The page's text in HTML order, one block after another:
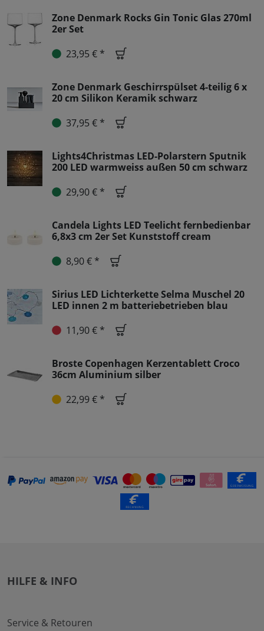
Zone Denmark Rocks Gin Tonic Glas 270ml
2er Set
23,95 € *
Zone Denmark Geschirrspülset 4-teilig 6 x
20 cm Silikon Keramik schwarz
37,95 € *
Lights4Christmas LED-Polarstern Sputnik
200 LED warmweiss außen 50 cm schwarz
29,90 € *
Candela Lights LED Teelicht fernbedienbar
6,8x3 cm 2er Set Kunststoff cream
8,90 € *
Sirius LED Lichterkette Selma Muschel 20
LED innen 2 m batteriebetrieben blau
11,90 € *
Broste Copenhagen Kerzentablett Croco
36cm Aluminium silber
22,99 € *
HILFE & INFO
Service & Retouren